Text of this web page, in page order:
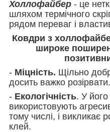
Холлофайбер - це
шляхом термічного
рядом переваг і
Ковдри з
широке
- Міцність. Щільно
досить важко розірвати.
- Екологічність. У
використовують
тому числі, і викликає
клей.